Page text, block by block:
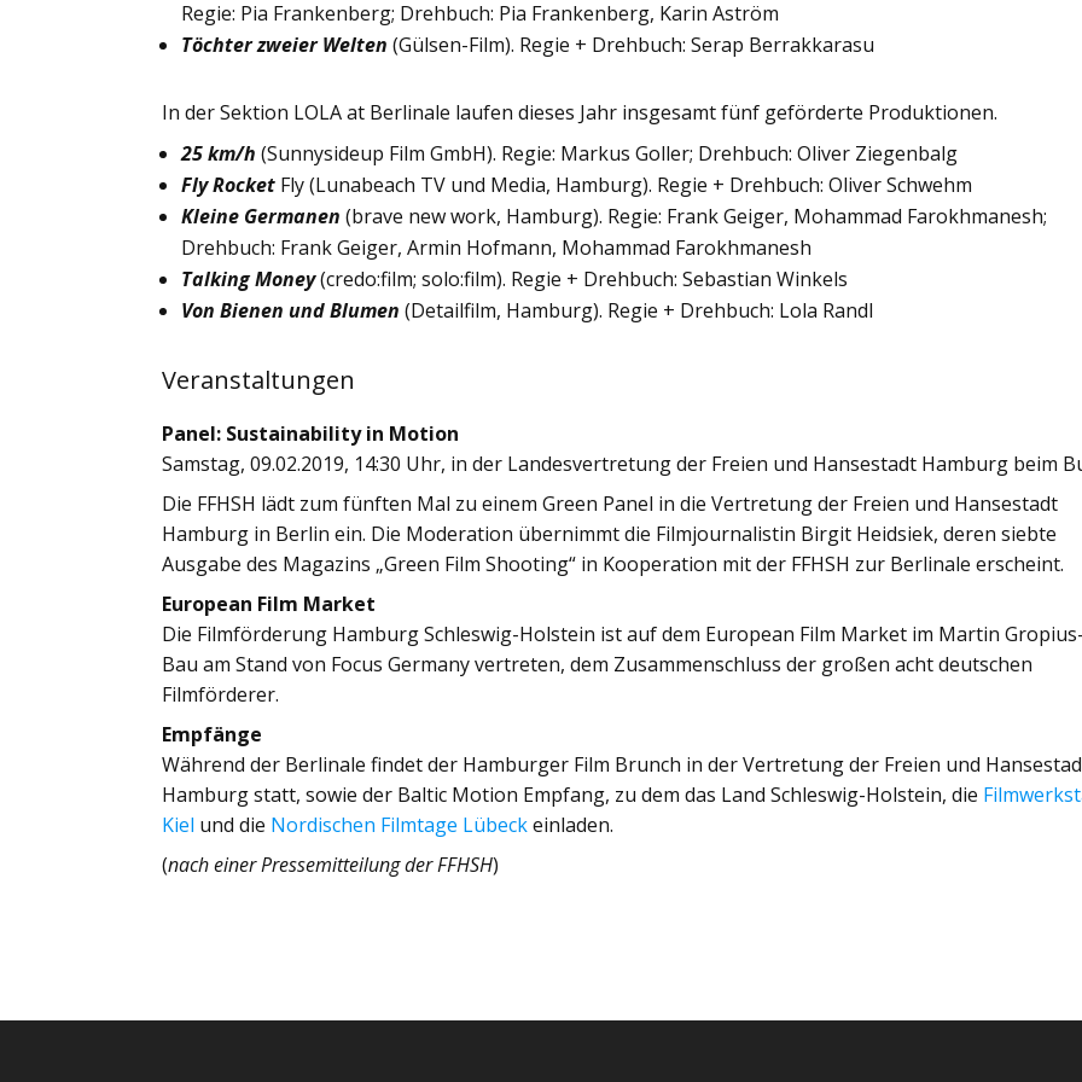
Regie: Pia Frankenberg; Drehbuch: Pia Frankenberg, Karin Aström
Töchter zweier Welten (Gülsen-Film). Regie + Drehbuch: Serap Berrakkarasu
In der Sektion LOLA at Berlinale laufen dieses Jahr insgesamt fünf geförderte Produktionen.
25 km/h (Sunnysideup Film GmbH). Regie: Markus Goller; Drehbuch: Oliver Ziegenbalg
Fly Rocket Fly (Lunabeach TV und Media, Hamburg). Regie + Drehbuch: Oliver Schwehm
Kleine Germanen (brave new work, Hamburg). Regie: Frank Geiger, Mohammad Farokhmanesh;
Drehbuch: Frank Geiger, Armin Hofmann, Mohammad Farokhmanesh
Talking Money(credo:film; solo:film). Regie + Drehbuch: Sebastian Winkels
Von Bienen und Blumen (Detailfilm, Hamburg). Regie + Drehbuch: Lola Randl
Veranstaltungen
Panel: Sustainability in Motion
Samstag, 09.02.2019, 14:30 Uhr, in der Landesvertretung der Freien und Hansestadt Hamburg beim
Die FFHSH lädt zum fünften Mal zu einem Green Panel in die Vertretung der Freien und Hansestadt
Hamburg in Berlin ein. Die Moderation übernimmt die Filmjournalistin Birgit Heidsiek, deren siebte
Ausgabe des Magazins „Green Film Shooting“ in Kooperation mit der FFHSH zur Berlinale erscheint.
European Film Market
Die Filmförderung Hamburg Schleswig-Holstein ist auf dem European Film Market im Martin
Bau am Stand von Focus Germany vertreten, dem Zusammenschluss der großen acht deutschen
Filmförderer.
Empfänge
Während der Berlinale findet der Hamburger Film Brunch in der Vertretung der Freien und
Hamburg statt, sowie der Baltic Motion Empfang, zu dem das Land Schleswig-Holstein, die
Kiel und die Nordischen Filmtage Lübeckeinladen.
(nach einer Pressemitteilung der FFHSH)